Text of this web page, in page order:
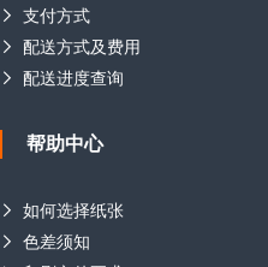
支付方式
配送方式及费用
配送进度查询
帮助中心
如何选择纸张
色差须知